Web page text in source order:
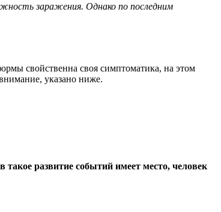
заражения. Однако по последним
свойственна своя симптоматика, на этом
указано ниже.
такое развитие событий имеет место, человек